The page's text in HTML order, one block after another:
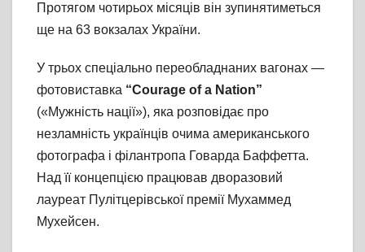
Протягом чотирьох місяців він зупинятиметься
ще на 63 вокзалах України.
У трьох спеціально переобладнаних вагонах —
фотовиставка “Courage of a Nation”
(«Мужність нації»), яка розповідає про
незламність українців очима американського
фотографа і філантропа Говарда Баффетта.
Над її концепцією працював дворазовий
лауреат Пулітцерівської премії Мухаммед
Мухейсен.